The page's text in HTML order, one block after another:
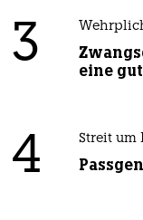
3
eine
4 Streit um